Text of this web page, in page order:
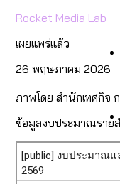
Rocket Media Lab
เผยแพร่แล้ว
26 พฤษภาคม 2026
ภาพโดย สำนักเทศกิจ
ข้อมูลงบประมาณราย